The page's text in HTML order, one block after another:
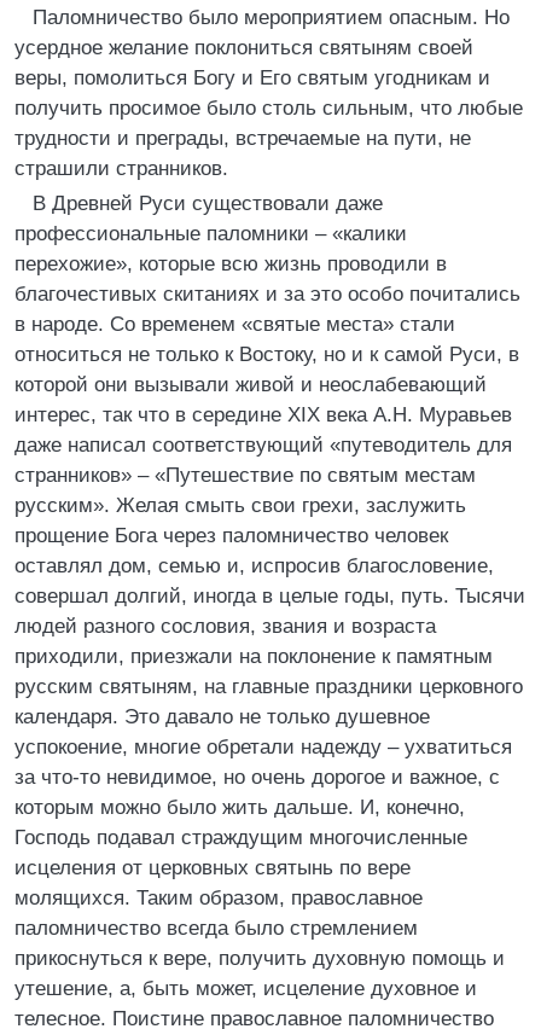
Паломничество было мероприятием опасным. Но
усердное желание поклониться святыням своей
веры, помолиться Богу и Его святым угодникам и
получить просимое было столь сильным, что любые
трудности и преграды, встречаемые на пути, не
страшили странников.
В Древней Руси существовали даже
профессиональные паломники – «калики
перехожие», которые всю жизнь проводили в
благочестивых скитаниях и за это особо почитались
в народе. Со временем «святые места» стали
относиться не только к Востоку, но и к самой Руси, в
которой они вызывали живой и неослабевающий
интерес, так что в середине XIX века А.Н. Муравьев
даже написал соответствующий «путеводитель для
странников» – «Путешествие по святым местам
русским». Желая смыть свои грехи, заслужить
прощение Бога через паломничество человек
оставлял дом, семью и, испросив благословение,
совершал долгий, иногда в целые годы, путь. Тысячи
людей разного сословия, звания и возраста
приходили, приезжали на поклонение к памятным
русским святыням, на главные праздники церковного
календаря. Это давало не только душевное
успокоение, многие обретали надежду – ухватиться
за что-то невидимое, но очень дорогое и важное, с
которым можно было жить дальше. И, конечно,
Господь подавал страждущим многочисленные
исцеления от церковных святынь по вере
молящихся. Таким образом, православное
паломничество всегда было стремлением
прикоснуться к вере, получить духовную помощь и
утешение, а, быть может, исцеление духовное и
телесное. Поистине православное паломничество